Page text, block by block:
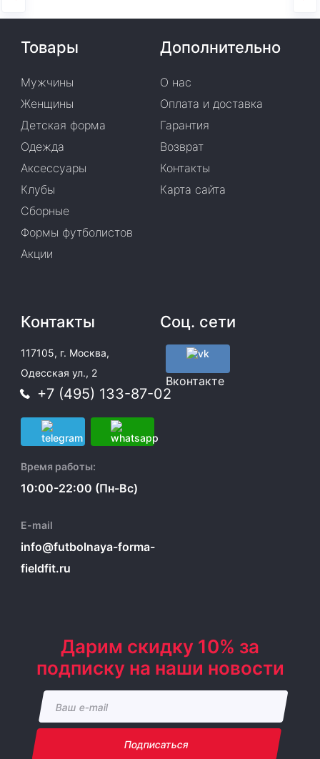
Товары
Мужчины
Женщины
Детская форма
Одежда
Аксессуары
Клубы
Сборные
Формы футболистов
Акции
Дополнительно
О нас
Оплата и доставка
Гарантия
Возврат
Контакты
Карта сайта
Контакты
117105, г. Москва,
Одесская ул., 2
+7 (495) 133-87-02
Время работы:
10:00-22:00 (Пн-Вс)
E-mail
info@futbolnaya-forma-
fieldfit.ru
Соц. сети
Вконтакте
Дарим скидку 10% за
подписку на наши новости
Подписаться